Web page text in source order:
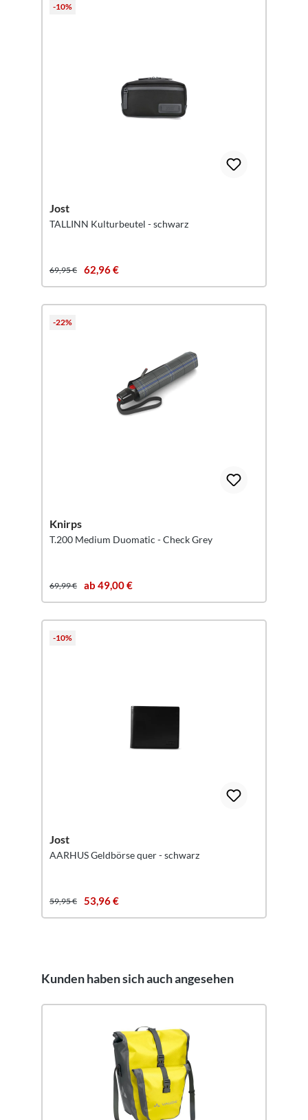
-10%
Jost
TALLINN Kulturbeutel - schwarz
69,95 € 62,96 €
-22%
Knirps
T.200 Medium Duomatic - Check Grey
69,99 € ab 49,00 €
-10%
Jost
AARHUS Geldbörse quer - schwarz
59,95 € 53,96 €
Produktgalerie überspringen
Kunden haben sich auch angesehen